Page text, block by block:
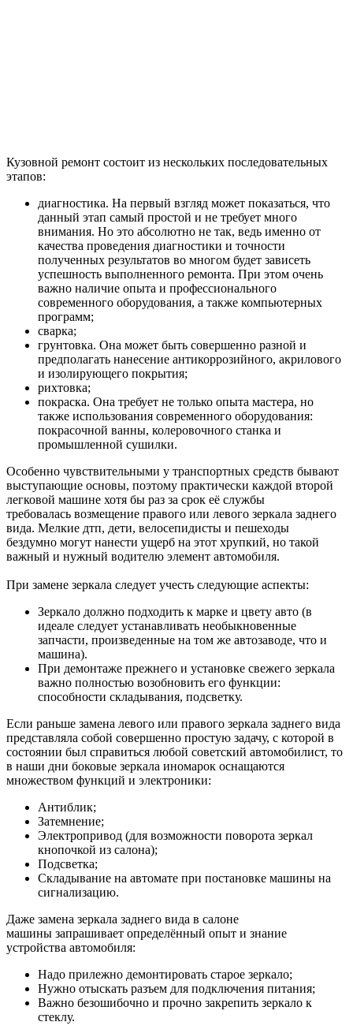
Кузовной ремонт состоит из нескольких последовательных
этапов:
диагностика. На первый взгляд может показаться, что
данный этап самый простой и не требует много
внимания. Но это абсолютно не так, ведь именно от
качества проведения диагностики и точности
полученных результатов во многом будет зависеть
успешность выполненного ремонта. При этом очень
важно наличие опыта и профессионального
современного оборудования, а также компьютерных
программ;
сварка;
грунтовка. Она может быть совершенно разной и
предполагать нанесение антикоррозийного, акрилового
и изолирующего покрытия;
рихтовка;
покраска. Она требует не только опыта мастера, но
также использования современного оборудования:
покрасочной ванны, колеровочного станка и
промышленной сушилки.
Особенно чувствительными у транспортных средств бывают
выступающие основы, поэтому практически каждой второй
легковой машине хотя бы раз за срок её службы
требовалась возмещение правого или левого зеркала заднего
вида. Мелкие дтп, дети, велосепидисты и пешеходы
бездумно могут нанести ущерб на этот хрупкий, но такой
важный и нужный водителю элемент автомобиля.
При замене зеркала следует учесть следующие аспекты:
Зеркало должно подходить к марке и цвету авто (в
идеале следует устанавливать необыкновенные
запчасти, произведенные на том же автозаводе, что и
машина).
При демонтаже прежнего и установке свежего зеркала
важно полностью возобновить его функции:
способности складывания, подсветку.
Если раньше замена левого или правого зеркала заднего вида
представляла собой совершенно простую задачу, с которой в
состоянии был справиться любой советский автомобилист, то
в наши дни боковые зеркала иномарок оснащаются
множеством функций и электроники:
Антиблик;
Затемнение;
Электропривод (для возможности поворота зеркал
кнопочкой из салона);
Подсветка;
Складывание на автомате при постановке машины на
сигнализацию.
Даже замена зеркала заднего вида в салоне
машины запрашивает определённый опыт и знание
устройства автомобиля:
Надо прилежно демонтировать старое зеркало;
Нужно отыскать разъем для подключения питания;
Важно безошибочно и прочно закрепить зеркало к
стеклу.